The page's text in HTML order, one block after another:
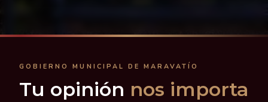
GOBIERNO MUNICIPAL DE MARAVATÍO
Tu opinión nos importa